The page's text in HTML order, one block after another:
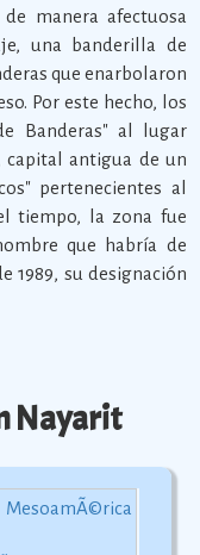
manera afectuosa
una banderilla de
que enarbolaron
Por este hecho, los
Banderas" al lugar
capital antigua de un
pertenecientes al
tiempo, la zona fue
que habría de
1989, su designación
Nayarit